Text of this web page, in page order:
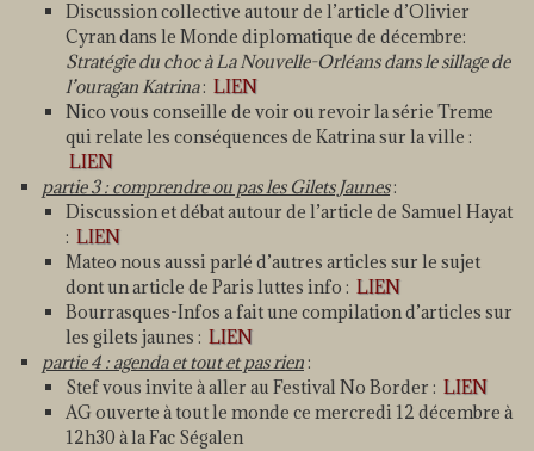
Discussion collective autour de l’article d’Olivier
Cyran dans le Monde diplomatique de décembre:
Stratégie du choc à La Nouvelle-Orléans dans le sillage de
l’ouragan Katrina: LIEN
Nico vous conseille de voir ou revoir la série Treme
qui relate les conséquences de Katrina sur la ville :
LIEN
partie 3 : comprendre ou pas les Gilets Jaunes:
Discussion et débat autour de l’article de Samuel Hayat
: LIEN
Mateo nous aussi parlé d’autres articles sur le sujet
dont un article de Paris luttes info : LIEN
Bourrasques-Infos a fait une compilation d’articles sur
les gilets jaunes : LIEN
partie 4 : agenda et tout et pas rien:
Stef vous invite à aller au Festival No Border : LIEN
AG ouverte à tout le monde ce mercredi 12 décembre à
12h30 à la Fac Ségalen